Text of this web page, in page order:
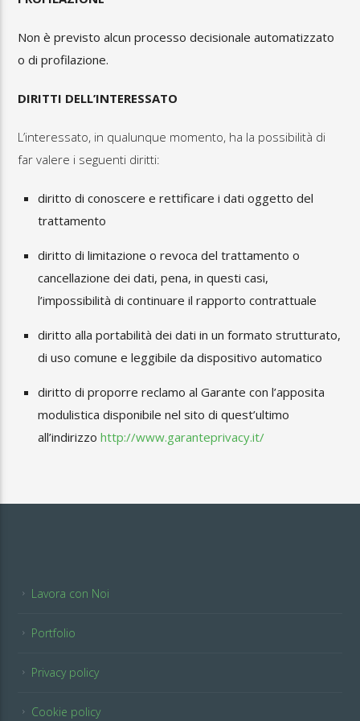
Non è previsto alcun processo decisionale automatizzato
o di profilazione.
DIRITTI DELL’INTERESSATO
L’interessato, in qualunque momento, ha la possibilità di
far valere i seguenti diritti:
diritto di conoscere e rettificare i dati oggetto del
trattamento
diritto di limitazione o revoca del trattamento o
cancellazione dei dati, pena, in questi casi,
l’impossibilità di continuare il rapporto contrattuale
diritto alla portabilità dei dati in un formato strutturato,
di uso comune e leggibile da dispositivo automatico
diritto di proporre reclamo al Garante con l’apposita
modulistica disponibile nel sito di quest’ultimo
all’indirizzohttp://www.garanteprivacy.it/
Lavora con Noi
Portfolio
Privacy policy
Cookie policy